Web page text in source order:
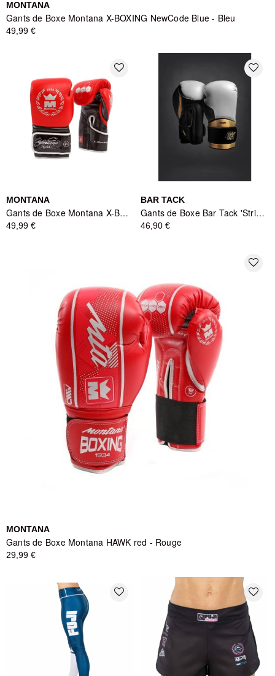
MONTANA
Gants de Boxe Montana X-BOXING NewCode Blue - Bleu
49,99 €
favorite_border
MONTANA
Gants de Boxe Montana X-BOXING NewCode Red - Rouge
49,99 €
favorite_border
BAR TACK
Gants de Boxe Bar Tack 'Striker' Blanc/Or
46,90 €
favorite_border
MONTANA
Gants de Boxe Montana HAWK red - Rouge
29,99 €
favorite_border favorite_border